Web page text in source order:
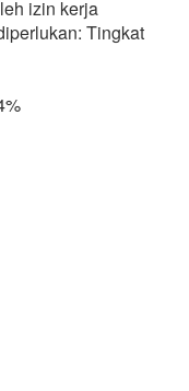
izin kerja
Tingkat